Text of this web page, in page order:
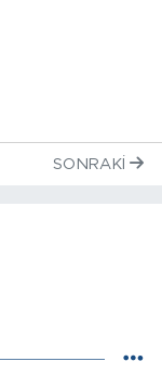
SONRAKI